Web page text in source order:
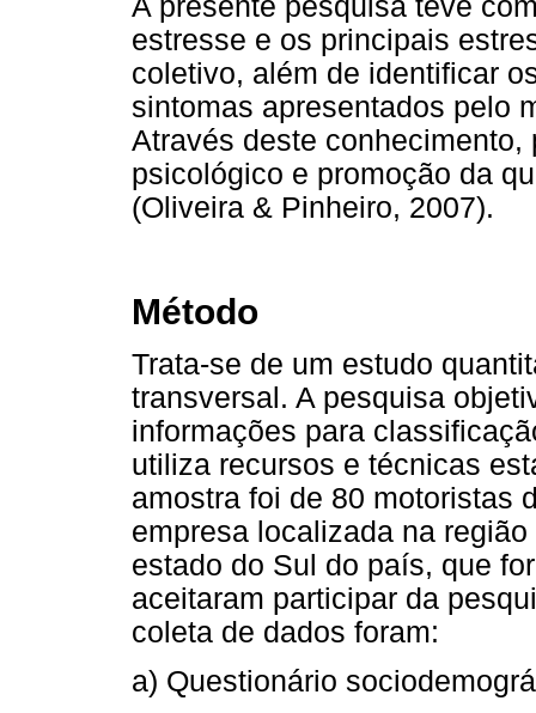
A presente pesquisa teve
estresse e os principais
coletivo, além de identificar
sintomas apresentados pelo
Através deste
psicológico e promoção da
(Oliveira & Pinheiro, 2007).
Método
Trata-se de um estudo
transversal. A pesquisa
informações para
utiliza recursos e técnicas
amostra foi de 80 motoristas
empresa localizada na
estado do Sul do país, que
aceitaram participar da
coleta de dados foram:
a) Questionário